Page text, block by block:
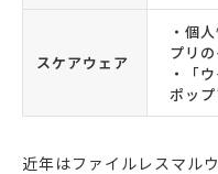
スケアウェア
・個
プリ
・「
ポッ
近年はファイルレスマル